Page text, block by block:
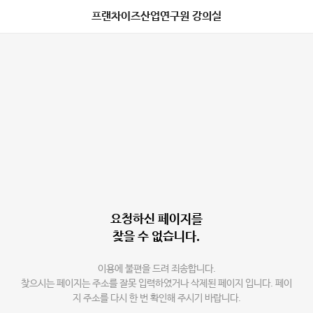
프랜차이즈산업연구원 강의실
요청하신 페이지를
찾을 수 없습니다.
이용에 불편을 드려 죄송합니다.
찾으시는 페이지는 주소를 잘못 입력하였거나 삭제된 페이지 입니다. 페이
지 주소를 다시 한 번 확인해 주시기 바랍니다.